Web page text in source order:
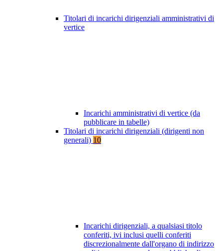
Titolari di incarichi dirigenziali amministrativi di
vertice
Incarichi amministrativi di vertice (da
pubblicare in tabelle)
Titolari di incarichi dirigenziali (dirigenti non
generali) 10
Incarichi dirigenziali, a qualsiasi titolo
conferiti, ivi inclusi quelli conferiti
discrezionalmente dall'organo di indirizzo